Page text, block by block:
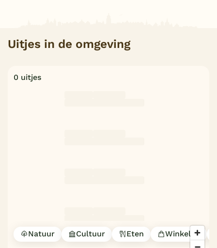
Uitjes in de omgeving
0 uitjes
Natuur Cultuur Eten Winkelen